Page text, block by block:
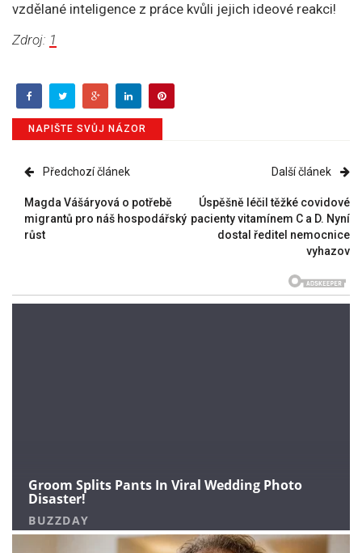
vzdělané inteligence z práce kvůli jejich ideové reakci!
Zdroj: 1
NAPIŠTE SVŮJ NÁZOR
Předchozí článek
Magda Vášáryová o potřebě
migrantů pro náš hospodářský
růst
Další článek
Úspěšně léčil těžké covidové
pacienty vitamínem C a D. Nyní
dostal ředitel nemocnice
vyhazov